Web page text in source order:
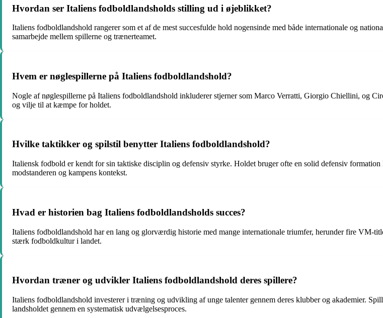
Hvordan ser Italiens fodboldlandsholds stilling ud i øjeblikket?
Italiens fodboldlandshold rangerer som et af de mest succesfulde hold nogensinde med både internationale og
samarbejde mellem spillerne og trænerteamet.
Hvem er nøglespillerne på Italiens fodboldlandshold?
Nogle af nøglespillerne på Italiens fodboldlandshold inkluderer stjerner som Marco Verratti, Giorgio Chiellini, og
og vilje til at kæmpe for holdet.
Hvilke taktikker og spilstil benytter Italiens fodboldlandshold?
Italiensk fodbold er kendt for sin taktiske disciplin og defensiv styrke. Holdet bruger ofte en solid defensiv
modstanderen og kampens kontekst.
Hvad er historien bag Italiens fodboldlandsholds succes?
Italiens fodboldlandshold har en lang og glorværdig historie med mange internationale triumfer, herunder fire VM-
stærk fodboldkultur i landet.
Hvordan træner og udvikler Italiens fodboldlandshold deres spillere?
Italiens fodboldlandshold investerer i træning og udvikling af unge talenter gennem deres klubber og akademier.
landsholdet gennem en systematisk udvælgelsesproces.